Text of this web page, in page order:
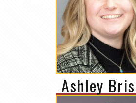
Ashley